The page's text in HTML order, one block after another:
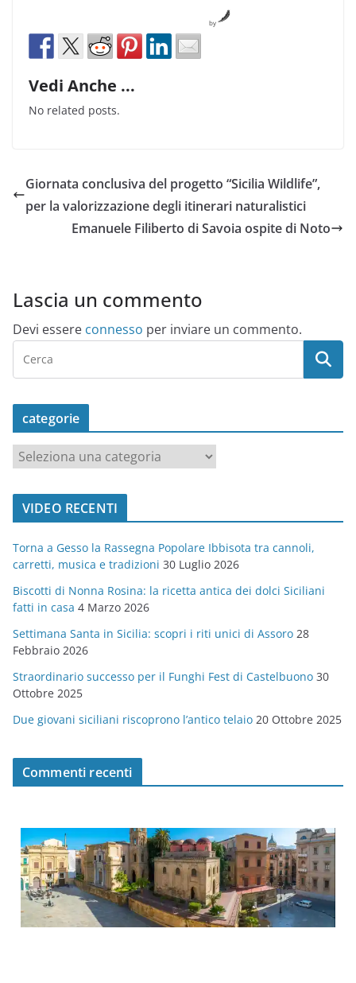
by
Vedi Anche ...
No related posts.
Giornata conclusiva del progetto “Sicilia Wildlife”,
per la valorizzazione degli itinerari naturalistici
Emanuele Filiberto di Savoia ospite di Noto
Lascia un commento
Devi essere connesso per inviare un commento.
categorie
t
o
r
i
e
VIDEO RECENTI
Torna a Gesso la Rassegna Popolare Ibbisota tra cannoli,
carretti, musica e tradizioni 30 Luglio 2026
Biscotti di Nonna Rosina: la ricetta antica dei dolci Siciliani
fatti in casa 4 Marzo 2026
Settimana Santa in Sicilia: scopri i riti unici di Assoro 28
Febbraio 2026
Straordinario successo per il Funghi Fest di Castelbuono 30
Ottobre 2025
Due giovani siciliani riscoprono l’antico telaio 20 Ottobre 2025
Commenti recenti